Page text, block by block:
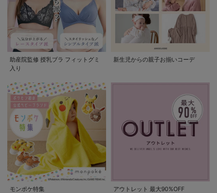
助産院監修 授乳ブラ フィットグミ
入り
新生児からの親子お揃いコーデ
モンポケ特集 アウトレット 最大90%OFF